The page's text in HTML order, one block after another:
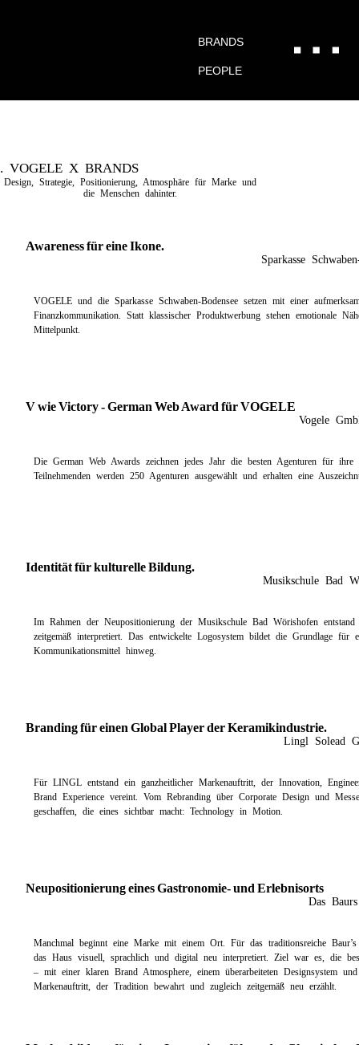
BRANDS
PEOPLE
. VOGELE X BRANDS
Design, Strategie, Positionierung, Atmosphäre für Marke und
die Menschen dahinter.
Awareness für eine Ikone.
Sparkasse
VOGELE und die Sparkasse Schwaben-Bodensee setzen mit einer
Finanzkommunikation. Statt klassischer Produktwerbung stehen emotionale
Mittelpunkt.
V wie Victory - German Web Award für VOGELE
Vogele
Die German Web Awards zeichnen jedes Jahr die besten Agenturen für
Teilnehmenden werden 250 Agenturen ausgewählt und erhalten eine
Identität für kulturelle Bildung.
Musikschule Bad
Im Rahmen der Neupositionierung der Musikschule Bad Wörishofen
zeitgemäß interpretiert. Das entwickelte Logosystem bildet die Grundlage
Kommunikationsmittel hinweg.
Branding für einen Global Player der Keramikindustrie.
Lingl Solead
Für LINGL entstand ein ganzheitlicher Markenauftritt, der Innovation,
Brand Experience vereint. Vom Rebranding über Corporate Design und
geschaffen, die eines sichtbar macht: Technology in Motion.
Neupositionierung eines Gastronomie- und Erlebnisorts
Das Baurs
Manchmal beginnt eine Marke mit einem Ort. Für das traditionsreiche
das Haus visuell, sprachlich und digital neu interpretiert. Ziel war es, die
– mit einer klaren Brand Atmosphere, einem überarbeiteten Designsystem
Markenauftritt, der Tradition bewahrt und zugleich zeitgemäß neu erzählt.